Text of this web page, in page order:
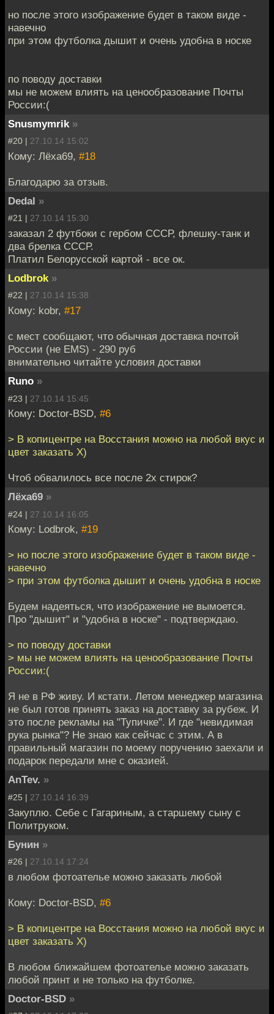
но после этого изображение будет в таком виде -
навечно
при этом футболка дышит и очень удобна в носке
по поводу доставки
мы не можем влиять на ценообразование Почты
России:(
Snusmymrik »
#20 | 27.10.14 15:02
Кому: Лёха69, #18
Благодарю за отзыв.
Dedal »
#21 | 27.10.14 15:30
заказал 2 футбоки с гербом СССР, флешку-танк и
два брелка СССР.
Платил Белорусской картой - все ок.
Lodbrok »
#22 | 27.10.14 15:38
Кому: kobr, #17
с мест сообщают, что обычная доставка почтой
России (не EMS) - 290 руб
внимательно читайте условия доставки
Runo »
#23 | 27.10.14 15:45
Кому: Doctor-BSD, #6
> В копицентре на Восстания можно на любой вкус и
цвет заказать Х)
Чтоб обвалилось все после 2х стирок?
Лёха69 »
#24 | 27.10.14 16:05
Кому: Lodbrok, #19
> но после этого изображение будет в таком виде -
навечно
> при этом футболка дышит и очень удобна в носке
Будем надеяться, что изображение не вымоется.
Про "дышит" и "удобна в носке" - подтверждаю.
> по поводу доставки
> мы не можем влиять на ценообразование Почты
России:(
Я не в РФ живу. И кстати. Летом менеджер магазина
не был готов принять заказ на доставку за рубеж. И
это после рекламы на "Тупичке". И где "невидимая
рука рынка"? Не знаю как сейчас с этим. А в
правильный магазин по моему поручению заехали и
подарок передали мне с оказией.
AnTev. »
#25 | 27.10.14 16:39
Закуплю. Себе с Гагариным, а старшему сыну с
Политруком.
Бунин »
#26 | 27.10.14 17:24
в любом фотоателье можно заказать любой
Кому: Doctor-BSD, #6
> В копицентре на Восстания можно на любой вкус и
цвет заказать Х)
В любом ближайшем фотоателье можно заказать
любой принт и не только на футболке.
Doctor-BSD »